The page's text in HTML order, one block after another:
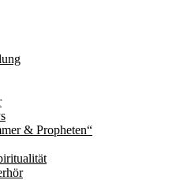
& Propheten“